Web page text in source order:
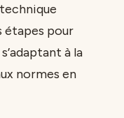
étapes pour
à la
normes en